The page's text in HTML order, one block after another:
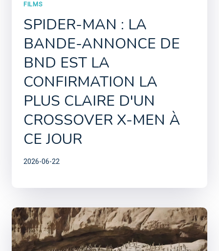
FILMS
SPIDER-MAN : LA
BANDE-ANNONCE DE
BND EST LA
CONFIRMATION LA
PLUS CLAIRE D'UN
CROSSOVER X-MEN À
CE JOUR
2026-06-22